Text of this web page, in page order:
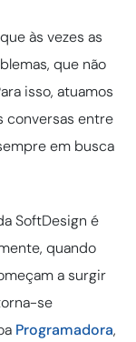
às vezes as
que não
isso, atuamos
conversas entre
em busca
SoftDesign é
quando
a surgir
se
Programadora,